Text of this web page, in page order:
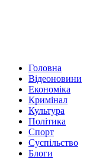
Головна
Відеоновини
Економіка
Кримінал
Культура
Політика
Спорт
Суспільство
Блоги